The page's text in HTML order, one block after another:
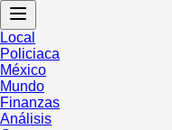
Local
Policiaca
México
Mundo
Finanzas
Análisis